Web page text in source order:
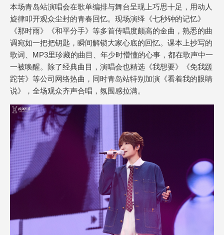
本场青岛站演唱会在歌单编排与舞台呈现上巧思十足，用动人
旋律叩开观众尘封的青春回忆。现场演绎《七秒钟的记忆》
《那时雨》《和平分手》等多首传唱度颇高的金曲，熟悉的曲
调宛如一把把钥匙，瞬间解锁大家心底的回忆。课本上抄写的
歌词、MP3里珍藏的曲目、年少时懵懂的心事，都在歌声中一
一被唤醒。除了经典曲目，演唱会也精选《我想要》《免我蹉
跎苦》等公司网络热曲，同时青岛站特别加演《看着我的眼睛
说》，全场观众齐声合唱，氛围感拉满。